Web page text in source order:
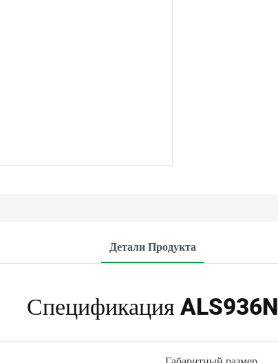
Детали Продукта
Спецификация ALS936N